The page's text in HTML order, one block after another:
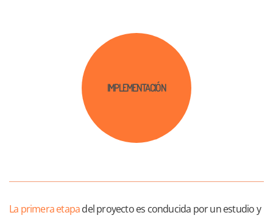
IMPLEMENTACIÓN
La primera etapadel proyecto es conducida por un estudio y